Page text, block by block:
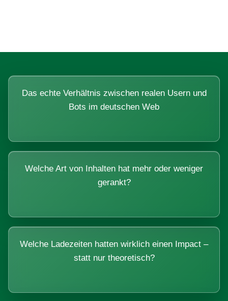
Das echte Verhältnis zwischen realen Usern und
Bots im deutschen Web
Welche Art von Inhalten hat mehr oder weniger
gerankt?
Welche Ladezeiten hatten wirklich einen Impact –
statt nur theoretisch?